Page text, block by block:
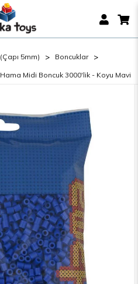
5mm) Boncuklar
Hama Midi Boncuk 3000'lik - Koyu Mavi